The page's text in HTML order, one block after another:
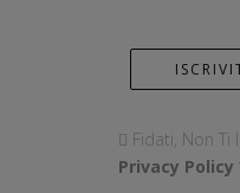
Fidati, Non Ti
Privacy Policy